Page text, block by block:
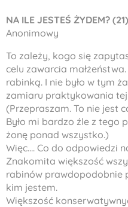
NA ILE JESTEŚ ŻYDEM? (21)
Anonimowy
To zależy, kogo się
celu zawarcia
rabinką. I nie było w tym
zamiaru praktykowania
(Przepraszam. To nie jest
Było mi bardzo źle z tego
żonę ponad wszystko.)
Więc…. Co do odpowiedzi
Znakomita większość
rabinów prawdopodobnie
kim jestem.
Większość